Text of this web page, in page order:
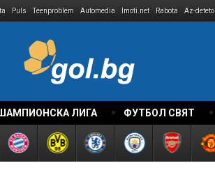
Puls Teenproblem Automedia Imoti.net Rabota Az-deteto
ЛИГА ФУТБОЛ СВЯТ